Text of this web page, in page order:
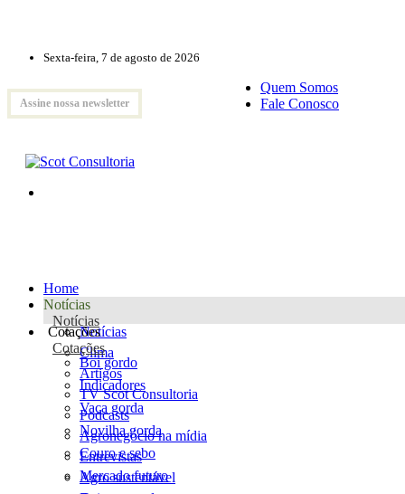
Sexta-feira, 7 de agosto de 2026
Assine nossa newsletter
Quem Somos
Fale Conosco
Home
Notícias
Notícias
Notícias
Clima
Artigos
TV Scot Consultoria
Podcasts
Agronegócio na mídia
Entrevistas
Agro sustentável
Cotações
Cotações
Boi gordo
Indicadores
Vaca gorda
Novilha gorda
Couro e sebo
Mercado futuro